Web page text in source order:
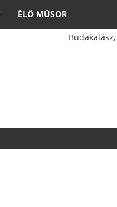
ÉLŐ MŰSOR
Budakalász,